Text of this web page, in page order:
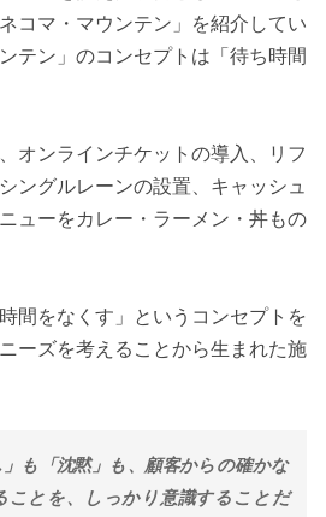
コマ・マウンテン」を紹介してい
テン」のコンセプトは「待ち時間
オンラインチケットの導入、リフ
ングルレーンの設置、キャッシュ
ューをカレー・ラーメン・丼もの
間をなくす」というコンセプトを
ーズを考えることから生まれた施
」も「沈黙」も、顧客からの確かな
ことを、しっかり意識することだ